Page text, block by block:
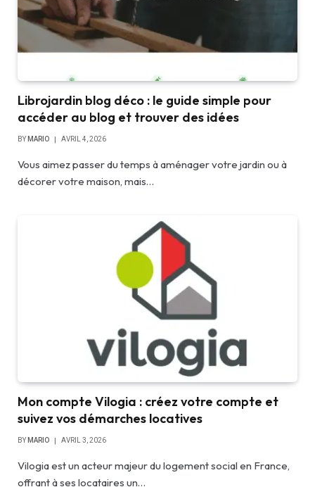
Librojardin blog déco : le guide simple pour
accéder au blog et trouver des idées
BY MARIO AVRIL 4, 2026
Vous aimez passer du temps à aménager votre jardin ou à
décorer votre maison, mais…
Mon compte Vilogia : créez votre compte et
suivez vos démarches locatives
BY MARIO AVRIL 3, 2026
Vilogia est un acteur majeur du logement social en France,
offrant à ses locataires un…